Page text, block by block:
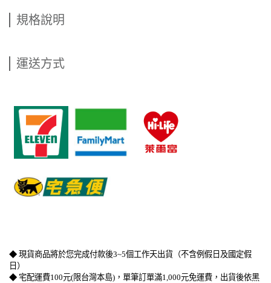
規格說明
運送方式
◆ 現貨商品將於您完成付款後3~5個工作天出貨（不含例假日及國定假
日）
◆ 宅配運費100元(限台灣本島)，單筆訂單滿1,000元免運費，出貨後依黑